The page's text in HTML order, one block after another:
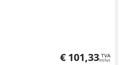
€ 101,33 TVA
Inclus